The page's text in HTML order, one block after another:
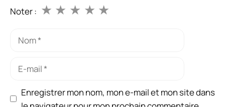
Noter : ★
★
★
★
★
Nom
Enregistrer mon nom, mon e-mail et mon site dans